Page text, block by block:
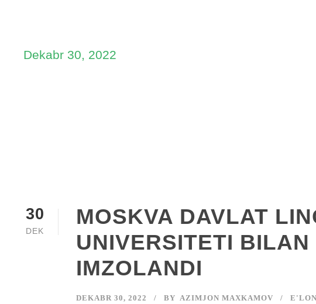
Dekabr 30, 2022
30
DEK
MOSKVA DAVLAT
UNIVERSITETI
IMZOLANDI
DEKABR 30, 2022 BY AZIMJON MAXKAMOV